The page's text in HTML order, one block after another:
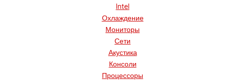
Intel
Охлаждение
Мониторы
Сети
Акустика
Консоли
Процессоры